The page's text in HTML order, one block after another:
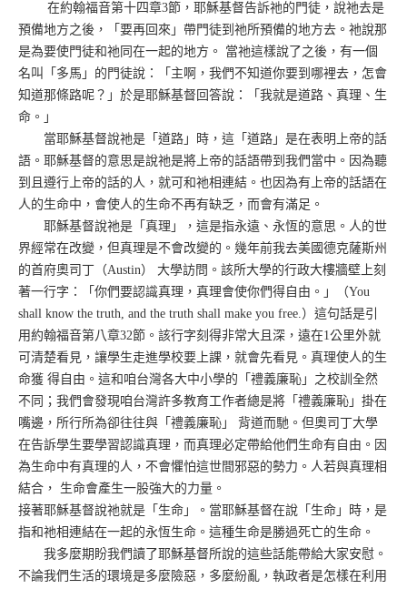
在約翰福音第十四章3節，耶穌基督告訴祂的門徒，說祂去是
預備地方之後，「要再回來」帶門徒到祂所預備的地方去。祂說那
是為要使門徒和祂同在一起的地方。 當祂這樣說了之後，有一個
名叫「多馬」的門徒說：「主啊，我們不知道你要到哪裡去，怎會
知道那條路呢？」於是耶穌基督回答說：「我就是道路、真理、生
命。」
當耶穌基督說祂是「道路」時，這「道路」是在表明上帝的話
語。耶穌基督的意思是說祂是將上帝的話語帶到我們當中。因為聽
到且遵行上帝的話的人，就可和祂相連結。也因為有上帝的話語在
人的生命中，會使人的生命不再有缺乏，而會有滿足。
耶穌基督說祂是「真理」，這是指永遠、永恆的意思。人的世
界經常在改變，但真理是不會改變的。幾年前我去美國德克薩斯州
的首府奧司丁（Austin） 大學訪問。該所大學的行政大樓牆壁上刻
著一行字：「你們要認識真理，真理會使你們得自由。」（You
shall know the truth, and the truth shall make you free.）這句話是引
用約翰福音第八章32節。該行字刻得非常大且深，遠在1公里外就
可清楚看見，讓學生走進學校要上課，就會先看見。真理使人的生
命獲 得自由。這和咱台灣各大中小學的「禮義廉恥」之校訓全然
不同；我們會發現咱台灣許多教育工作者總是將「禮義廉恥」掛在
嘴邊，所行所為卻往往與「禮義廉恥」 背道而馳。但奧司丁大學
在告訴學生要學習認識真理，而真理必定帶給他們生命有自由。因
為生命中有真理的人，不會懼怕這世間邪惡的勢力。人若與真理相
結合， 生命會產生一股強大的力量。
接著耶穌基督說祂就是「生命」。當耶穌基督在說「生命」時，是
指和祂相連結在一起的永恆生命。這種生命是勝過死亡的生命。
我多麼期盼我們讀了耶穌基督所說的這些話能帶給大家安慰。
不論我們生活的環境是多麼險惡，多麼紛亂，執政者是怎樣在利用